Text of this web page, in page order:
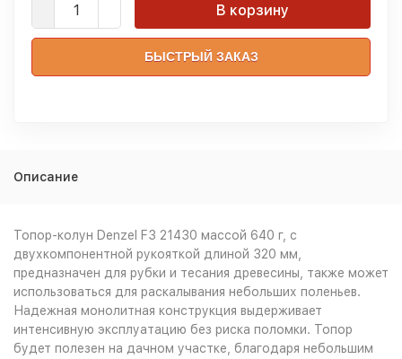
В корзину
БЫСТРЫЙ ЗАКАЗ
Описание
Топор-колун Denzel F3 21430 массой 640 г, с
двухкомпонентной рукояткой длиной 320 мм,
предназначен для рубки и тесания древесины, также может
использоваться для раскалывания небольших поленьев.
Надежная монолитная конструкция выдерживает
интенсивную эксплуатацию без риска поломки. Топор
будет полезен на дачном участке, благодаря небольшим